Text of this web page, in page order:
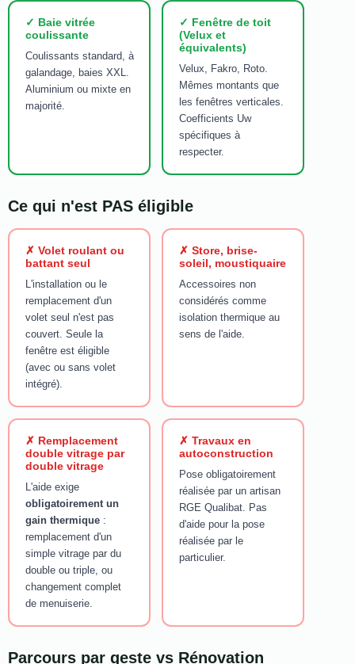
✓ Baie vitrée
coulissante
Coulissants standard, à
galandage, baies XXL.
Aluminium ou mixte en
majorité.
✓ Fenêtre de toit
(Velux et
équivalents)
Velux, Fakro, Roto.
Mêmes montants que
les fenêtres verticales.
Coefficients Uw
spécifiques à
respecter.
Ce qui n'est PAS éligible
✗ Volet roulant ou
battant seul
L'installation ou le
remplacement d'un
volet seul n'est pas
couvert. Seule la
fenêtre est éligible
(avec ou sans volet
intégré).
✗ Store, brise-
soleil, moustiquaire
Accessoires non
considérés comme
isolation thermique au
sens de l'aide.
✗ Remplacement
double vitrage par
double vitrage
L'aide exige
obligatoirement un
gain thermique:
remplacement d'un
simple vitrage par du
double ou triple, ou
changement complet
de menuiserie.
✗ Travaux en
autoconstruction
Pose obligatoirement
réalisée par un artisan
RGE Qualibat. Pas
d'aide pour la pose
réalisée par le
particulier.
Parcours par geste vs Rénovation